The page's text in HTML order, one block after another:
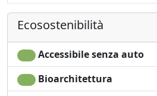
Seggiolone
Ecosostenibilità
Accessibile senza auto
Bioarchitettura